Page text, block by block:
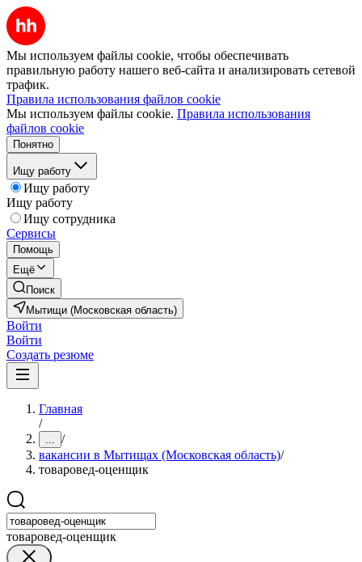
Мы используем файлы cookie, чтобы обеспечивать
правильную работу нашего веб-сайта и анализировать сетевой
трафик.
Правила использования файлов cookie
Мы используем файлы cookie. Правила использования
файлов cookie
Понятно
Ищу работу
Ищу работу
Ищу работу
Ищу сотрудника
Сервисы
Помощь
Ещё
Поиск
Мытищи (Московская область)
Войти
Войти
Создать резюме
Главная
/
... /
вакансии в Мытищах (Московская область)/
товаровед-оценщик
товаровед-оценщик